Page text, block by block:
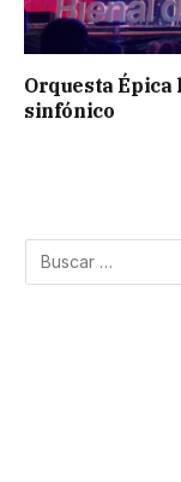
Orquesta
sinfónico